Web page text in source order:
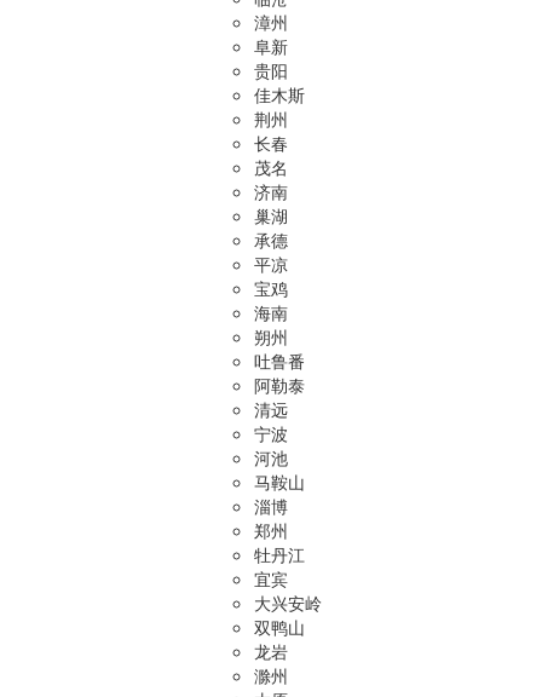
漳州
阜新
贵阳
佳木斯
荆州
长春
茂名
济南
巢湖
承德
平凉
宝鸡
海南
朔州
吐鲁番
阿勒泰
清远
宁波
河池
马鞍山
淄博
郑州
牡丹江
宜宾
大兴安岭
双鸭山
龙岩
滁州